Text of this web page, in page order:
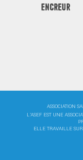
ENCREUR
ASSOCIATION
L'ASEF EST UNE
ELLE TRAVAILLE